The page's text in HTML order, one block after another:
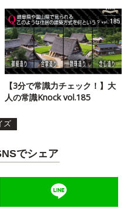
【3分で常識力チェック！】大
人の常識Knock vol.185
ズ
でシェア